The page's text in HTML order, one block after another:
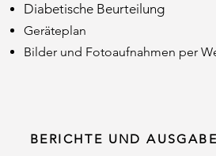
Diabetische Beurteilung
Geräteplan
Bilder und Fotoaufnahmen per
BERICHTE UND